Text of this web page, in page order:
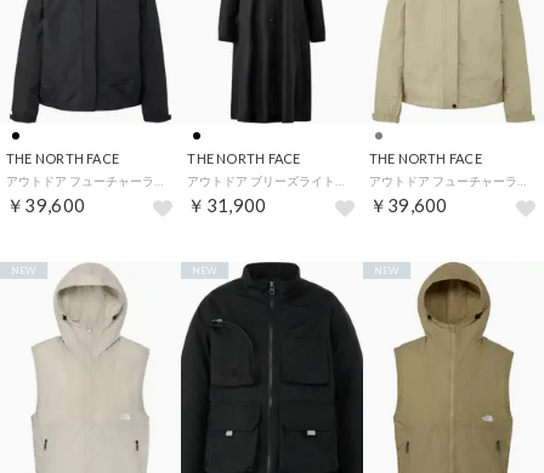
THE NORTH FACE
￥39,600
THE NORTH FACE
￥31,900
THE NORTH FACE
￥39,600
NEW NEW NEW